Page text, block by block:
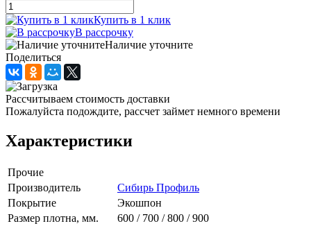
Купить в 1 клик
В рассрочку
Наличие уточните
Поделиться
Рассчитываем стоимость доставки
Пожалуйста подождите, рассчет займет немного времени
Характеристики
Прочие
Производитель
Сибирь Профиль
Покрытие
Экошпон
Размер плотна, мм.
600 / 700 / 800 / 900